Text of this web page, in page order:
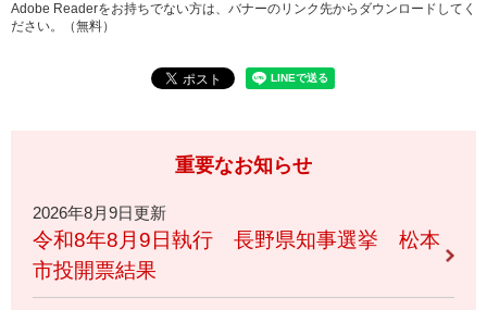
Adobe Readerをお持ちでない方は、バナーのリンク先からダウンロードしてく
ださい。（無料）
重要なお知らせ
2026年8月9日更新
令和8年8月9日執行 長野県知事選挙 松本
市投開票結果